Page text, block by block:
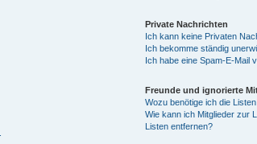
Private Nachrichten
Ich kann keine Privaten
Ich bekomme ständig
Ich habe eine Spam-E-Mail
Freunde und ignorierte
Wozu benötige ich die
Wie kann ich Mitglieder zur
Listen entfernen?